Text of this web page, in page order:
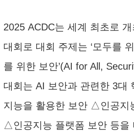
2025 ACDC는 세계 최초로
대회로 대회 주제는 ‘모두를
를 위한 보안’(AI for All,
대회는 AI 보안과 관련한 3대
지능을 활용한 보안 △인공지
△인공지능 플랫폼 보안 등을